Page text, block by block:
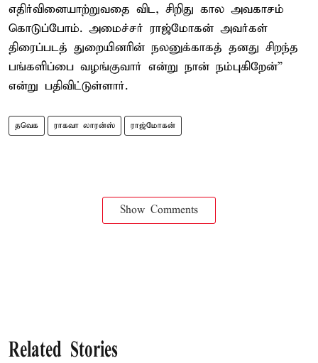
எதிர்வினையாற்றுவதை விட, சிறிது கால அவகாசம்
கொடுப்போம். அமைச்சர் ராஜ்மோகன் அவர்கள்
திரைப்படத் துறையினரின் நலனுக்காகத் தனது சிறந்த
பங்களிப்பை வழங்குவார் என்று நான் நம்புகிறேன்”
என்று பதிவிட்டுள்ளார்.
தவெக ராகவா லாரன்ஸ் ராஜ்மோகன்
Show Comments
Related Stories